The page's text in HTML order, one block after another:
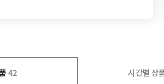
42 시간별 상